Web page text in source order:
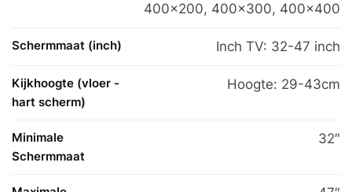
400×200, 400×300, 400×400
Schermmaat (inch) Inch TV: 32-47 inch
Kijkhoogte (vloer -
hart scherm)
Hoogte: 29-43cm
Minimale
Schermmaat
32″